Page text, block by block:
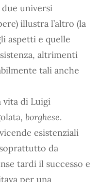
universi
illustra l’altro (la
aspetti e quelle
altrimenti
tali anche
vita di Luigi
borghese.
esistenziali
da
tardi il successo e
per una